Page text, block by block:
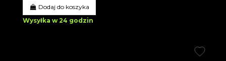
Dodaj do koszyka
Wysyłka w 24 godzin